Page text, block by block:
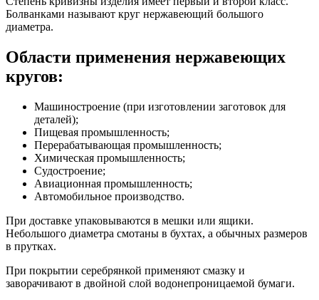
Болванками называют круг нержавеющий большого
диаметра.
Области применения нержавеющих
кругов:
Машиностроение (при изготовлении заготовок для
деталей);
Пищевая промышленность;
Перерабатывающая промышленность;
Химическая промышленность;
Судостроение;
Авиационная промышленность;
Автомобильное производство.
При доставке упаковываются в мешки или ящики.
Небольшого диаметра смотаны в бухтах, а обычных размеров
в прутках.
При покрытии серебрянкой применяют смазку и
заворачивают в двойной слой водонепроницаемой бумаги.